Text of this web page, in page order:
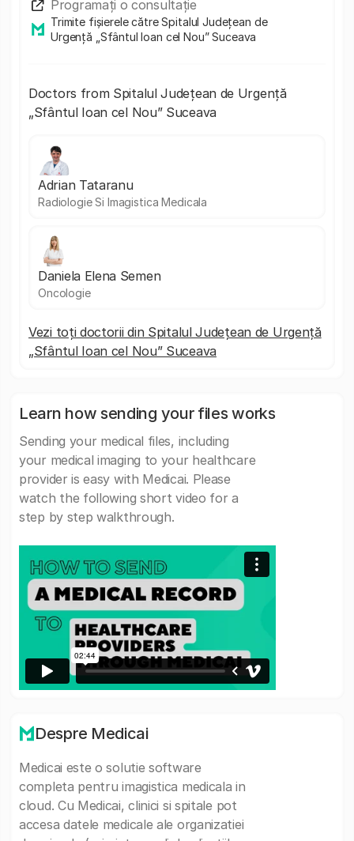
Programați o consultație
Trimite fișierele către Spitalul Județean de
Urgență „Sfântul Ioan cel Nou” Suceava
Doctors from Spitalul Județean de Urgență
„Sfântul Ioan cel Nou” Suceava
Adrian Tataranu
Radiologie Si Imagistica Medicala
Daniela Elena Semen
Oncologie
Vezi toți doctorii din Spitalul Județean de Urgență
„Sfântul Ioan cel Nou” Suceava
Learn how sending your files works
Sending your medical files, including
your medical imaging to your healthcare
provider is easy with Medicai. Please
watch the following short video for a
step by step walkthrough.
Despre Medicai
Medicai este o solutie software
completa pentru imagistica medicala in
cloud. Cu Medicai, clinici si spitale pot
accesa datele medicale ale organizatiei